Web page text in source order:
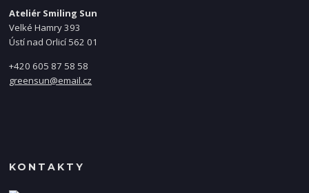
Ateliér Smiling Sun
Velké Hamry 393
Ústí nad Orlicí 562 01
+420 605 87 58 58
greensun@email.cz
KONTAKTY